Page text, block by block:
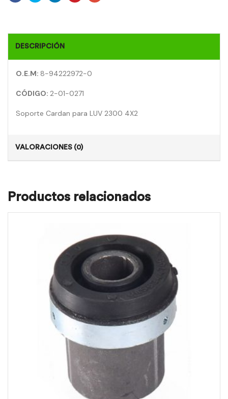
DESCRIPCIÓN
O.E.M: 8-94222972-0
CÓDIGO: 2-01-0271
Soporte Cardan para LUV 2300 4X2
VALORACIONES (0)
Productos relacionados